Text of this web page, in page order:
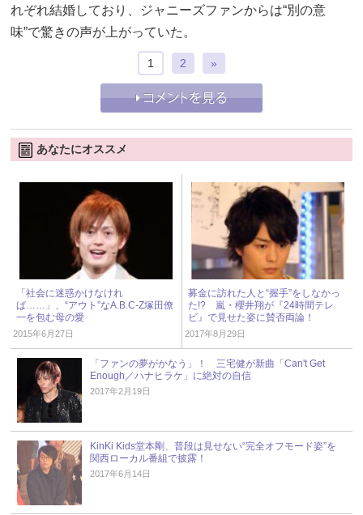
れぞれ結婚しており、ジャニーズファンからは“別の意
味”で驚きの声が上がっていた。
1 2 »
あなたにオススメ
「社会に迷惑かけなけれ
ば……」、“アウト”なA.B.C-Z塚田僚
一を包む母の愛
2015年6月27日
募金に訪れた人と“握手”をしなかっ
た!? 嵐・櫻井翔が『24時間テレ
ビ』で見せた姿に賛否両論！
2017年8月29日
「ファンの夢がかなう」！ 三宅健が新曲「Can't Get
Enough／ハナヒラケ」に絶対の自信
2017年2月19日
KinKi Kids堂本剛、普段は見せない“完全オフモード姿”を
関西ローカル番組で披露！
2017年6月14日